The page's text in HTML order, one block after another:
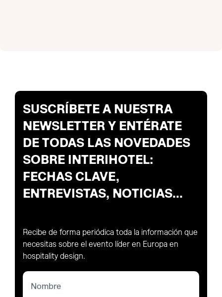
SUSCRÍBETE A NUESTRA
NEWSLETTER Y ENTÉRATE
DE TODAS LAS NOVEDADES
SOBRE INTERIHOTEL:
FECHAS CLAVE,
ENTREVISTAS, NOTICIAS...
Recibe de forma periódica toda la información que
necesitas sobre el evento líder en Europa en
hospitality design.